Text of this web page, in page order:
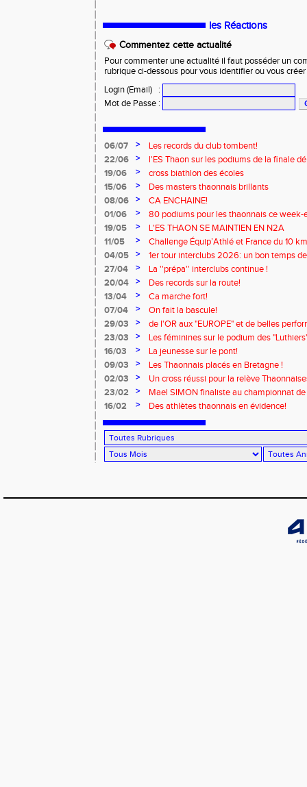
les Réactions
Commentez cette actualité
Pour commenter une actualité il faut posséder un
rubrique ci-dessous pour vous identifier ou vous
Login (Email)
:
Mot de Passe :
06/07 >
Les records du club tombent!
22/06
>
l'ES Thaon sur les podiums de la finale
EST!
19/06 >
cross biathlon des écoles
15/06
>
Des masters thaonnais brillants
08/06
>
CA ENCHAINE!
01/06
>
80 podiums pour les thaonnais ce week-
19/05
>
L'ES THAON SE MAINTIEN EN N2A
11/05
>
Challenge Équip’Athlé et France du 10
04/05
>
1er tour interclubs 2026: un bon temps
27/04
>
La ''prépa'' interclubs continue !
20/04
>
Des records sur la route!
13/04
>
Ca marche fort!
07/04
>
On fait la bascule!
29/03
>
de l'OR aux "EUROPE" et de belles
thaonnais!
23/03 >
Les féminines sur le podium des
16/03
>
La jeunesse sur le pont!
09/03
>
Les Thaonnais placés en Bretagne !
02/03
>
Un cross réussi pour la relève
23/02
>
Mael SIMON finaliste au championnat
16/02
> Des athlètes thaonnais en évidence!